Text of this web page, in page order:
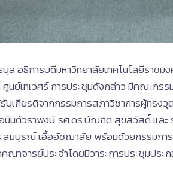
อธิการบดีมหาวิทยาลัยเทคโนโลยีราชม
ทเวศร์ การประชุมดังกล่าว มีคณะกรร
บเกียรติจากกรรมการสภาวิชาการผู้ทร
นันต์วราพงษ์ รศ.ดร.บัณฑิต สุขสวัสดิ์ แ
มบูรณ์ เอื้ออัชฌาสัย พร้อมด้วยกรรมกา
าจารย์ประจำโดยมีวาระการประชุมประ